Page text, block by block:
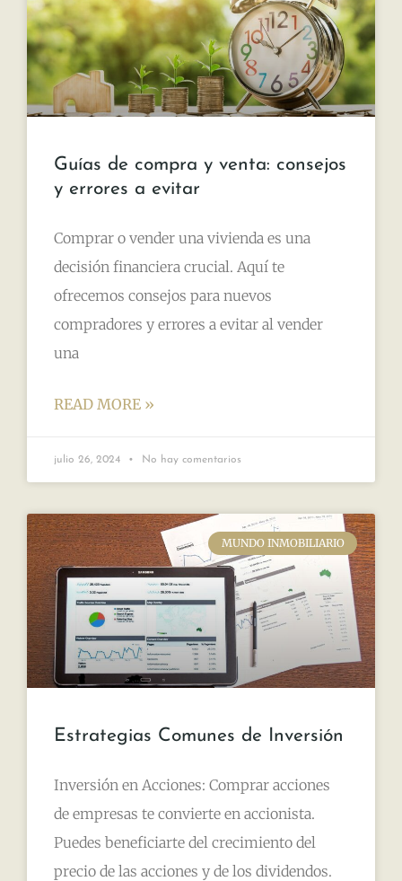
Guías de compra y venta: consejos
y errores a evitar
Comprar o vender una vivienda es una
decisión financiera crucial. Aquí te
ofrecemos consejos para nuevos
compradores y errores a evitar al vender
una
READ MORE »
julio 26, 2024 No hay comentarios
MUNDO INMOBILIARIO
Estrategias Comunes de Inversión
Inversión en Acciones: Comprar acciones
de empresas te convierte en accionista.
Puedes beneficiarte del crecimiento del
precio de las acciones y de los dividendos.